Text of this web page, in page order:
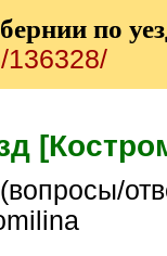
по
136328/